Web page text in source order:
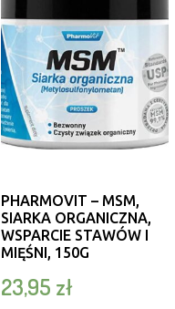
PHARMOVIT – MSM,
SIARKA ORGANICZNA,
WSPARCIE STAWÓW I
MIĘŚNI, 150G
23,95 zł